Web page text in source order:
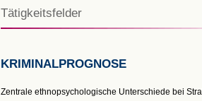
Tätigkeitsfelder
KRIMINALPROGNOSE
Zentrale ethnopsychologische Unterschiede bei